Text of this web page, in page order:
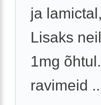
ja
Lisaks
1mg
ravimeid